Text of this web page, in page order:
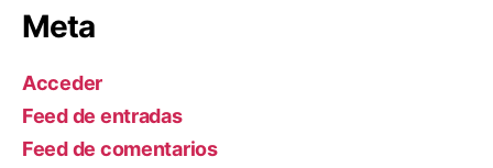
Meta
Acceder
Feed de entradas
Feed de comentarios